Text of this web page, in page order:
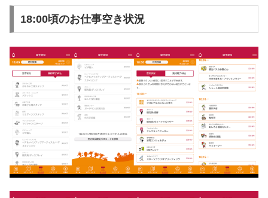
18:00頃のお仕事空き状況